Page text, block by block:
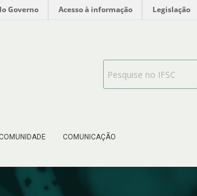
Governo Acesso à informação Legislação
COMUNIDADE COMUNICAÇÃO
Search Bar